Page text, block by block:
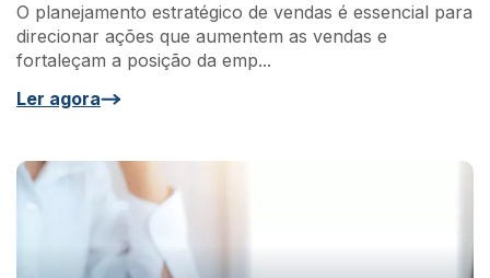
O planejamento estratégico de vendas é essencial para
direcionar ações que aumentem as vendas e
fortaleçam a posição da emp...
Ler agora